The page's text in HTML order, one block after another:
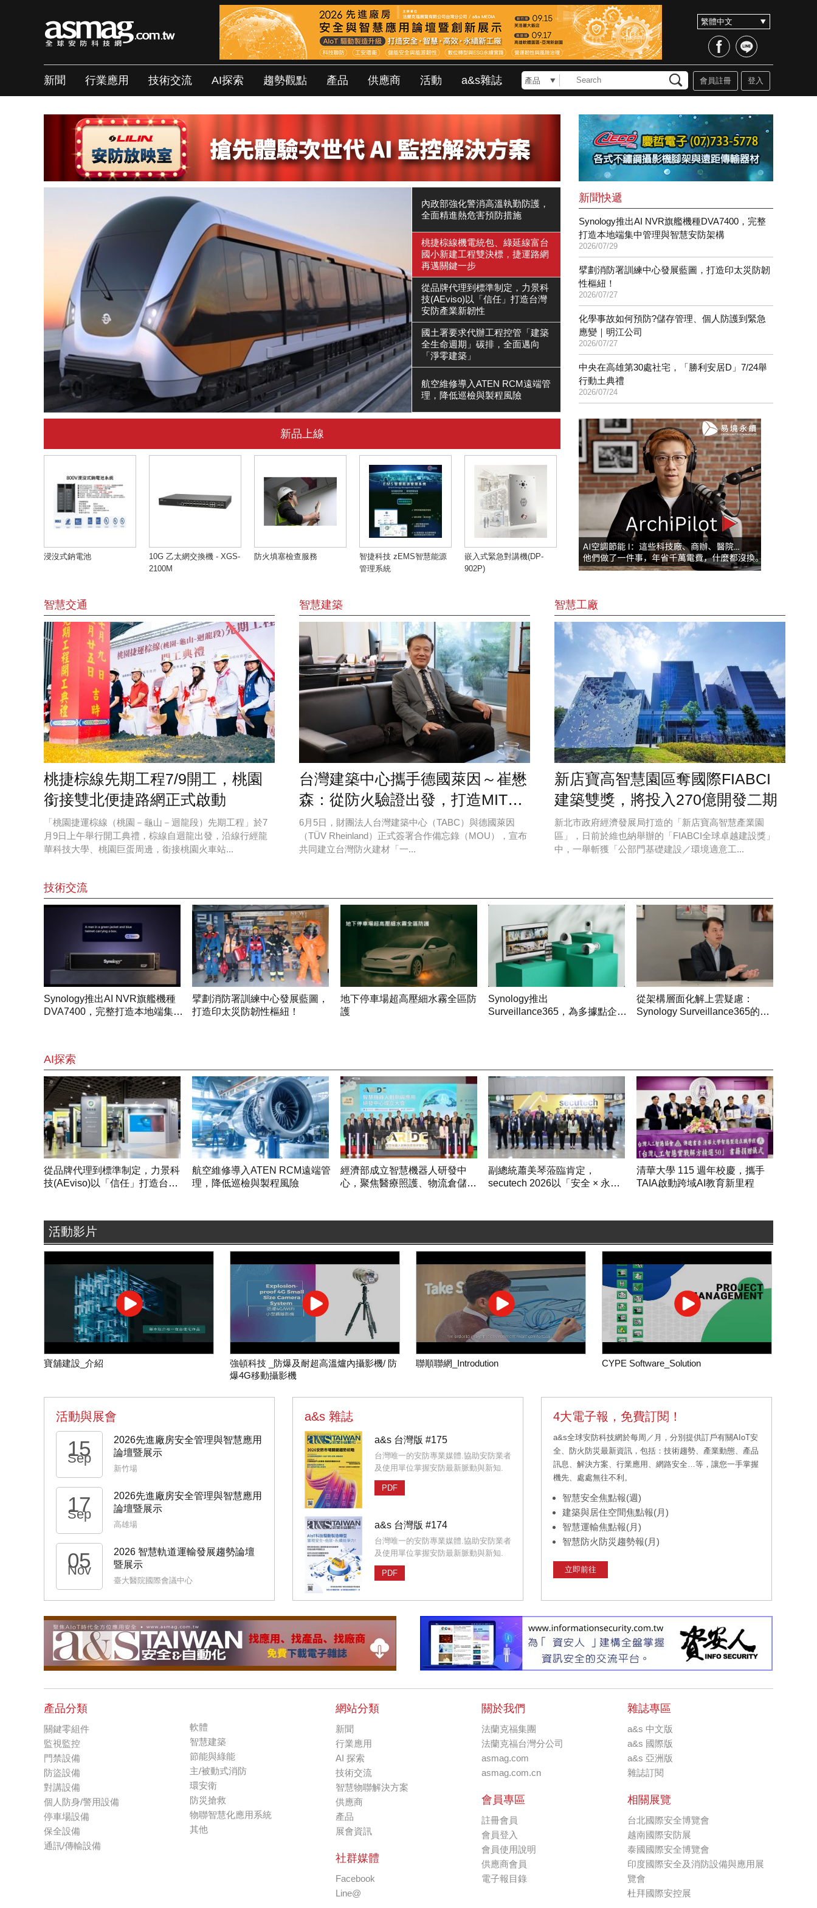
新聞 行業應用 技術交流 AI探索 趨勢觀點 產品 供應商 活動 a&s雜誌 登入
會員註冊
內政部強化警消高溫執勤防護，
全面精進熱危害預防措施
桃捷棕線機電統包、綠延線富台
國小新建工程雙決標，捷運路網
再邁關鍵一步
從品牌代理到標準制定，力景科
技(AEviso)以「信任」打造台灣
安防產業新韌性
國土署要求代辦工程控管「建築
全生命週期」碳排，全面邁向
「淨零建築」
航空維修導入ATEN RCM遠端管
理，降低巡檢與製程風險
新品上線
浸沒式鈉電池
10G 乙太網交換機 - XGS-
2100M
防火填塞檢查服務
智捷科技 zEMS智慧能源
管理系統
嵌入式緊急對講機(DP-
902P)
新聞快遞
Synology推出AI NVR旗艦機種DVA7400，完整
打造本地端集中管理與智慧安防架構
2026/07/29
擘劃消防署訓練中心發展藍圖，打造印太災防韌
性樞紐！
2026/07/27
化學事故如何預防?儲存管理、個人防護到緊急
應變｜明江公司
2026/07/27
中央在高雄第30處社宅，「勝利安居D」7/24舉
行動土典禮
2026/07/24
智慧交通
桃捷棕線先期工程7/9開工，桃園
銜接雙北便捷路網正式啟動
「桃園捷運棕線（桃園－龜山－迴龍段）先期工程」於7
月9日上午舉行開工典禮，棕線自迴龍出發，沿線行經龍
華科技大學、桃園巨蛋周邊，銜接桃園火車站...
智慧建築
台灣建築中心攜手德國萊因～崔懋
森：從防火驗證出發，打造MIT建
材進軍全球的新起點
6月5日，財團法人台灣建築中心（TABC）與德國萊因
（TÜV Rheinland）正式簽署合作備忘錄（MOU），宣布
共同建立台灣防火建材「一...
智慧工廠
新店寶高智慧園區奪國際FIABCI
建築雙獎，將投入270億開發二期
新北市政府經濟發展局打造的「新店寶高智慧產業園
區」，日前於維也納舉辦的「FIABCI全球卓越建設獎」
中，一舉斬獲「公部門基礎建設／環境適意工...
技術交流
Synology推出AI NVR旗艦機種
DVA7400，完整打造本地端集中
擘劃消防署訓練中心發展藍圖，
打造印太災防韌性樞紐！
地下停車場超高壓細水霧全區防
護
Synology推出
Surveillance365，為多據點企業
從架構層面化解上雲疑慮：
Synology Surveillance365的雲
AI探索
從品牌代理到標準制定，力景科
技(AEviso)以「信任」打造台灣
航空維修導入ATEN RCM遠端管
理，降低巡檢與製程風險
經濟部成立智慧機器人研發中
心，聚焦醫療照護、物流倉儲、
副總統蕭美琴蒞臨肯定，
secutech 2026以「安全 × 永
清華大學 115 週年校慶，攜手
TAIA啟動跨域AI教育新里程
活動影片
寶舖建設_介紹
強頓科技 _防爆及耐超高溫爐內攝影機/ 防
爆4G移動攝影機
聯順聯網_Introdution CYPE Software_Solution
活動與展會
15
Sep
2026先進廠房安全管理與智慧應用
論壇暨展示
新竹場
17
Sep
2026先進廠房安全管理與智慧應用
論壇暨展示
高雄場
05
Nov
2026 智慧軌道運輸發展趨勢論壇
暨展示
臺大醫院國際會議中心
a&s 雜誌
a&s 台灣版 #175
台灣唯一的安防專業媒體.協助安防業者
及使用單位掌握安防最新脈動與新知.
PDF
a&s 台灣版 #174
台灣唯一的安防專業媒體.協助安防業者
及使用單位掌握安防最新脈動與新知.
PDF
4大電子報，免費訂閱！
a&s全球安防科技網於每周／月，分別提供訂戶有關AIoT安
全、防火防災最新資訊，包括：技術趨勢、產業動態、產品
訊息、解決方案、行業應用、網路安全…等，讓您一手掌握
機先、處處無往不利。
智慧安全焦點報(週)
建築與居住空間焦點報(月)
智慧運輸焦點報(月)
智慧防火防災趨勢報(月)
立即前往
產品分類
關鍵零組件
監視監控
門禁設備
防盜設備
對講設備
個人防身/警用設備
停車場設備
保全設備
通訊/傳輸設備
軟體
智慧建築
節能與綠能
主/被動式消防
環安衛
防災搶救
物聯智慧化應用系統
其他
網站分類
新聞
行業應用
AI 探索
技術交流
智慧物聯解決方案
供應商
產品
展會資訊
社群媒體
Facebook
Line@
關於我們
法蘭克福集團
法蘭克福台灣分公司
asmag.com
asmag.com.cn
會員專區
註冊會員
會員登入
會員使用說明
供應商會員
電子報目錄
雜誌專區
a&s 中文版
a&s 國際版
a&s 亞洲版
雜誌訂閱
相關展覽
台北國際安全博覽會
越南國際安防展
泰國國際安全博覽會
印度國際安全及消防設備與應用展
覽會
杜拜國際安控展